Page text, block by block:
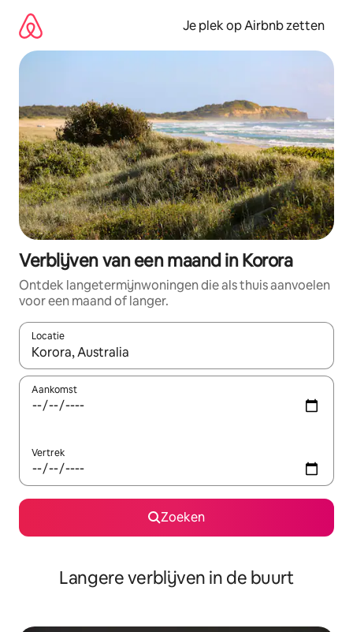
direct
naar
inhoud
Je plek op Airbnb zetten
Verblijven van een maand in Korora
Ontdek langetermijnwoningen die als thuis aanvoelen
voor een maand of langer.
Locatie
Wanneer er resultaten beschikbaar zijn, maak je een keuze
Aankomst
Vertrek
Zoeken
Langere verblijven in de buurt